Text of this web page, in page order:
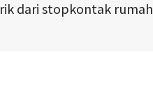
dari stopkontak rumah